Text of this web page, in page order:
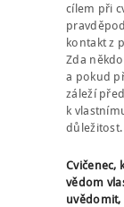
cílem při
kontakt z
Zda
a pokud
záleží
k
důležitost.
Cvičenec,
vědom
uvědomit,